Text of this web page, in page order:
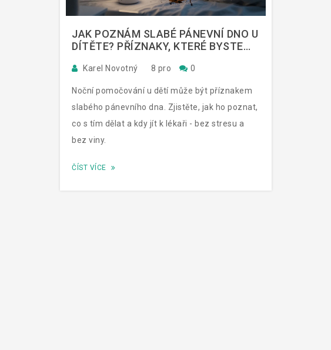
JAK POZNÁM SLABÉ PÁNEVNÍ DNO U
DÍTĚTE? PŘÍZNAKY, KTERÉ BYSTE
Karel Novotný 8 pro 0
Noční pomočování u dětí může být příznakem
slabého pánevního dna. Zjistěte, jak ho poznat,
co s tím dělat a kdy jít k lékaři - bez stresu a
bez viny.
ČÍST VÍCE